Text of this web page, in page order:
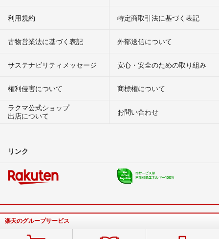
利用規約 特定商取引法に基づく表記
古物営業法に基づく表記 外部送信について
サステナビリティメッセージ 安心・安全のための取り組み
権利侵害について
商標権について
ラクマ公式ショップ
出店について
お問い合わせ
リンク
楽天のグループサービス